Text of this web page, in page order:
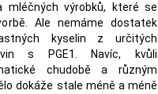
mléčných výrobků, které se
Ale nemáme dostatek
kyselin z určitých
s PGE1. Navíc, kvůli
chudobě a různým
dokáže stale méně a méně